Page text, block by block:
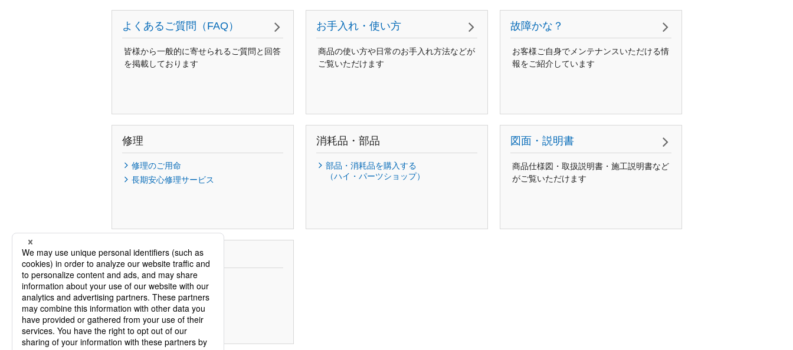
よくあるご質問（FAQ）
皆様から一般的に寄せられるご質問と回答
を掲載しております
お手入れ・使い方
商品の使い方や日常のお手入れ方法などが
ご覧いただけます
故障かな？
お客様ご自身でメンテナンスいただける情
報をご紹介しています
修理
修理のご用命
長期安心修理サービス
消耗品・部品
部品・消耗品を購入する
（ハイ・パーツショップ）
図面・説明書
商品仕様図・取扱説明書・施工説明書など
がご覧いただけます
お問い合わせ
電話でのご相談
メールでのご相談